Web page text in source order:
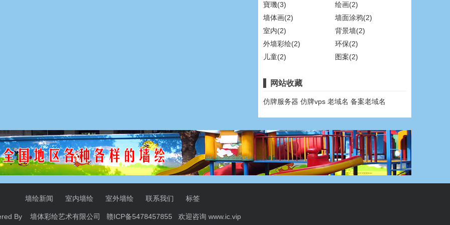
寶璣(3)
绘画(2)
墙体画(2)
墙面涂鸦(2)
室内(2)
背景墙(2)
外墙彩绘(2)
环保(2)
儿童(2)
图案(2)
网站收藏
仿牌服务器 仿牌vps 老域名 备案老域名
墙绘新闻 室内墙绘 室外墙绘 联系我们 标签
By 墙体彩绘艺术有限公司 赣ICP备5478457855 欢迎咨询 www.ic.vip